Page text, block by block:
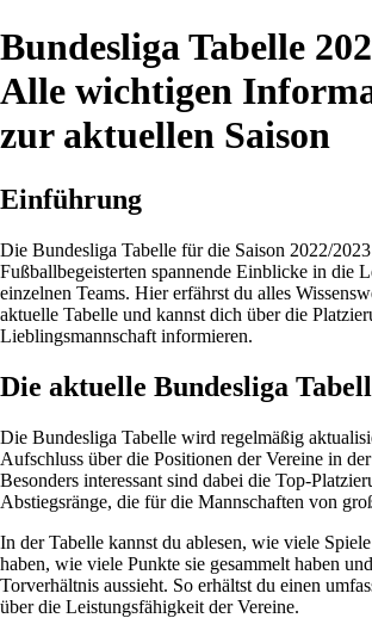
Bundesliga Tabelle
Alle wichtigen
zur aktuellen Saison
Einführung
Die Bundesliga Tabelle für die Saison 2022/
Fußballbegeisterten spannende Einblicke in die
einzelnen Teams. Hier erfährst du alles
aktuelle Tabelle und kannst dich über die
Lieblingsmannschaft informieren.
Die aktuelle Bundesliga
Die Bundesliga Tabelle wird regelmäßig
Aufschluss über die Positionen der Vereine in
Besonders interessant sind dabei die Top-
Abstiegsränge, die für die Mannschaften von
In der Tabelle kannst du ablesen, wie viele
haben, wie viele Punkte sie gesammelt haben
Torverhältnis aussieht. So erhältst du einen
über die Leistungsfähigkeit der Vereine.